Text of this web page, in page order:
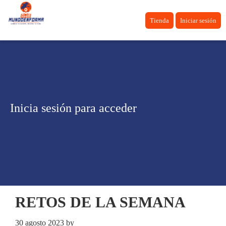
Tienda Iniciar sesión
Inicia sesión para acceder
RETOS DE LA SEMANA
30 agosto 2023 by